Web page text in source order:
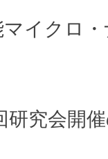
イクロ
研究会開